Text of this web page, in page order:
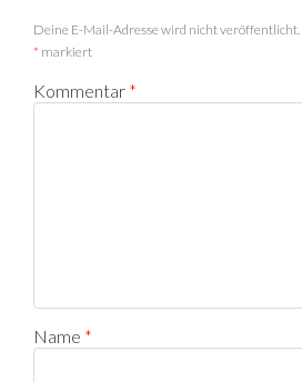
Deine E-Mail-Adresse wird nicht veröffentlicht.
* markiert
Kommentar *
Name *